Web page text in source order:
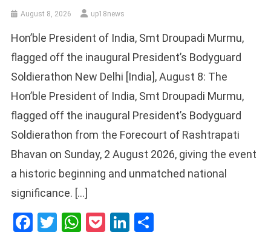
August 8, 2026 up18news
Hon’ble President of India, Smt Droupadi Murmu,
flagged off the inaugural President’s Bodyguard
Soldierathon New Delhi [India], August 8: The
Hon’ble President of India, Smt Droupadi Murmu,
flagged off the inaugural President’s Bodyguard
Soldierathon from the Forecourt of Rashtrapati
Bhavan on Sunday, 2 August 2026, giving the event
a historic beginning and unmatched national
significance. […]
Facebook
Twitter
WhatsApp
PocketLinkedIn